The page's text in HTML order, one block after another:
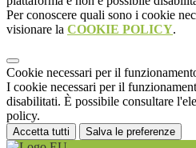
Per conoscere quali sono i cookie
visionare la COOKIE POLICY.
Cookie necessari per il
I cookie necessari per il
disabilitati. È possibile consultare
policy.
Accetta tutti Salva le preferenze